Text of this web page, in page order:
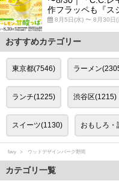
作フラッペも『ス
8月5日(水) 〜 8月30日(
おすすめカテゴリー
東京都(7546) ラーメン
ランチ(1225) 渋谷区(1215)
スイーツ(1130) おもしろ
favy ウッドデザインパーク野間
カテゴリ一覧